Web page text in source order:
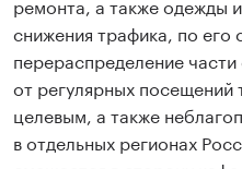
снижения трафика, по его
перераспределение
от регулярных посещений
целевым, а также
в отдельных регионах